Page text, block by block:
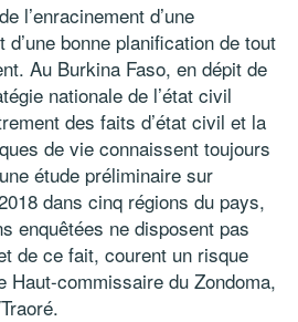
l’enracinement d’une
bonne planification de tout
Au Burkina Faso, en dépit de
nationale de l’état civil
des faits d’état civil et la
de vie connaissent toujours
étude préliminaire sur
dans cinq régions du pays,
enquêtées ne disposent pas
de ce fait, courent un risque
Haut-commissaire du Zondoma,